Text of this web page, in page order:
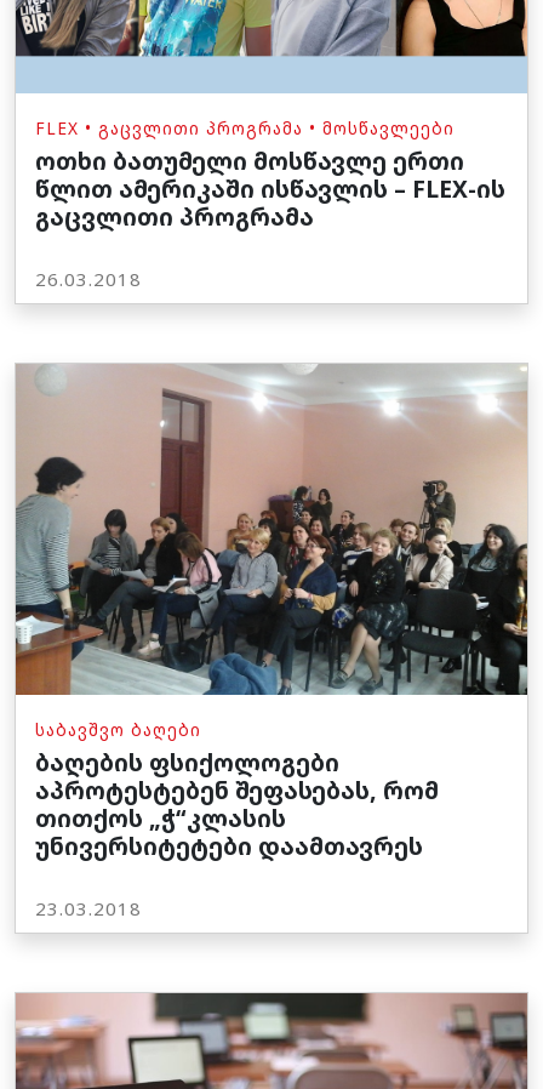
FLEX • ᲒᲐᲪᲕᲚᲘᲗᲘ ᲞᲠᲝᲒᲠᲐᲛᲐ • ᲛᲝᲡᲬᲐᲕᲚᲔᲔᲑᲘ
ოთხი ბათუმელი მოსწავლე ერთი
წლით ამერიკაში ისწავლის – FLEX-ის
გაცვლითი პროგრამა
26.03.2018
ᲡᲐᲑᲐᲕᲨᲕᲝ ᲑᲐᲦᲔᲑᲘ
ბაღების ფსიქოლოგები
აპროტესტებენ შეფასებას, რომ
თითქოს „ჭ“კლასის
უნივერსიტეტები დაამთავრეს
23.03.2018